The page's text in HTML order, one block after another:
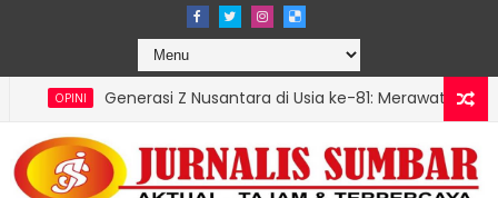
Z Nusantara di Usia ke-81: Merawat Asa di Tengah Beban